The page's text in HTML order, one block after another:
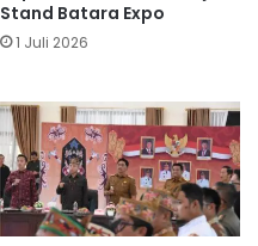
Stand Batara Expo
1 Juli 2026